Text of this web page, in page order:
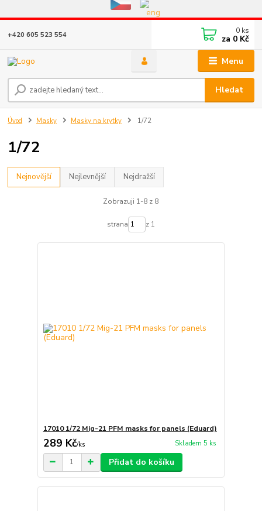
Eshop v provozu do 31.10.2026
Menu
Hledat
+420 605 523 554 0 ks
za 0 Kč
Úvod Masky Masky na krytky 1/72
1/72
Nejnovější Nejlevnější Nejdražší
Zobrazuji 1-8 z 8
strana z 1
17010 1/72 Mig-21 PFM masks for panels (Eduard)
289 Kč/ks Skladem 5 ks
Přidat do košíku